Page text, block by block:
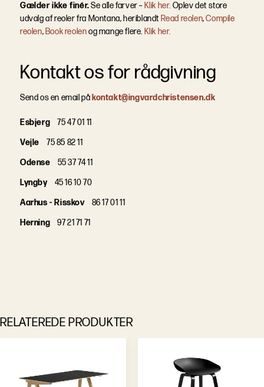
Gælder ikke finér.Se alle farver – Klik her. Oplev det store
udvalg af reoler fra Montana, heriblandt Read reolen,Compile
reolen, Book reolenog mange flere. Klik her.
Kontakt os for rådgivning
Send os en email på kontakt@ingvardchristensen.dk
Esbjerg
75 47 01 11
Vejle
75 85 82 11
Odense
55 37 74 11
Lyngby
45 16 10 70
Aarhus - Risskov
86 17 01 11
Herning
97 21 71 71
RELATEREDE PRODUKTER